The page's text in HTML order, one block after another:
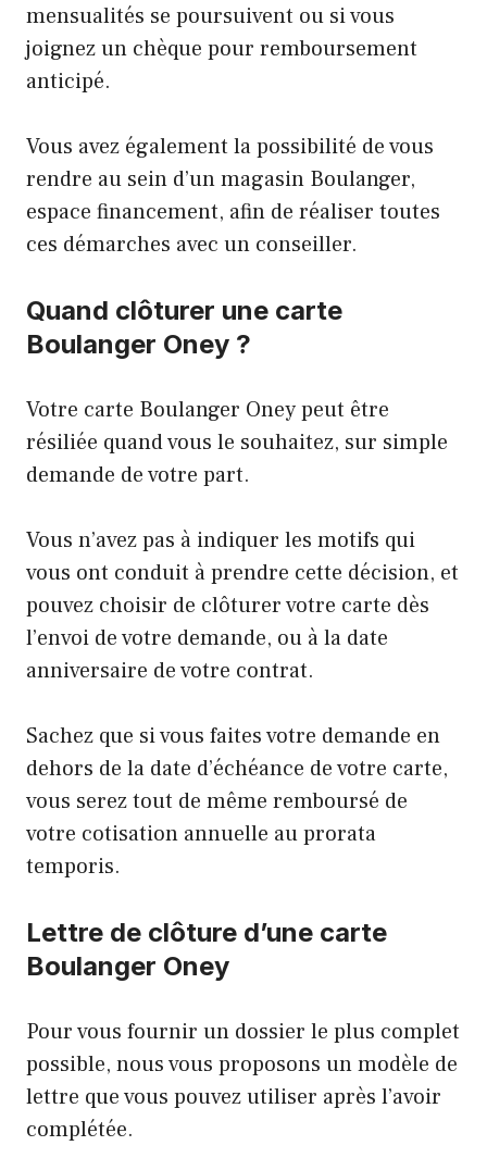
mensualités se poursuivent ou si vous
joignez un chèque pour remboursement
anticipé.
Vous avez également la possibilité de vous
rendre au sein d’un magasin Boulanger,
espace financement, afin de réaliser toutes
ces démarches avec un conseiller.
Quand clôturer une carte
Boulanger Oney ?
Votre carte Boulanger Oney peut être
résiliée quand vous le souhaitez, sur simple
demande de votre part.
Vous n’avez pas à indiquer les motifs qui
vous ont conduit à prendre cette décision, et
pouvez choisir de clôturer votre carte dès
l’envoi de votre demande, ou à la date
anniversaire de votre contrat.
Sachez que si vous faites votre demande en
dehors de la date d’échéance de votre carte,
vous serez tout de même remboursé de
votre cotisation annuelle au prorata
temporis.
Lettre de clôture d’une carte
Boulanger Oney
Pour vous fournir un dossier le plus complet
possible, nous vous proposons un modèle de
lettre que vous pouvez utiliser après l’avoir
complétée.